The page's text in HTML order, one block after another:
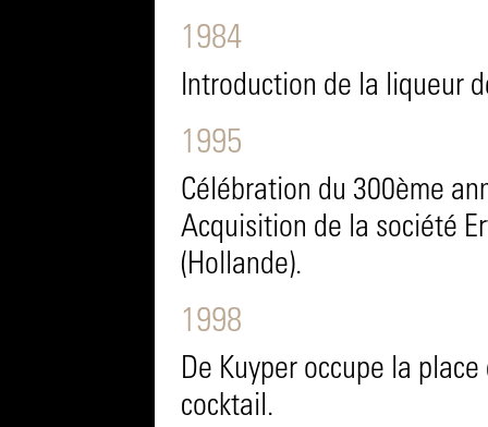
1984
Introduction de la liqueur
1995
Célébration du 300ème
Acquisition de la société
(Hollande).
1998
De Kuyper occupe la
cocktail.